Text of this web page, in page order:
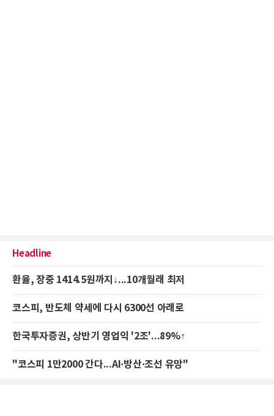
Headline
환율, 장중 1414.5원까지↓...10개월래 최저
코스피, 반도체 약세에 다시 6300선 아래로
한국투자증권, 상반기 영업익 '2조'...89%↑
"코스피 1만2000 간다...AI·방산·조선 유망"